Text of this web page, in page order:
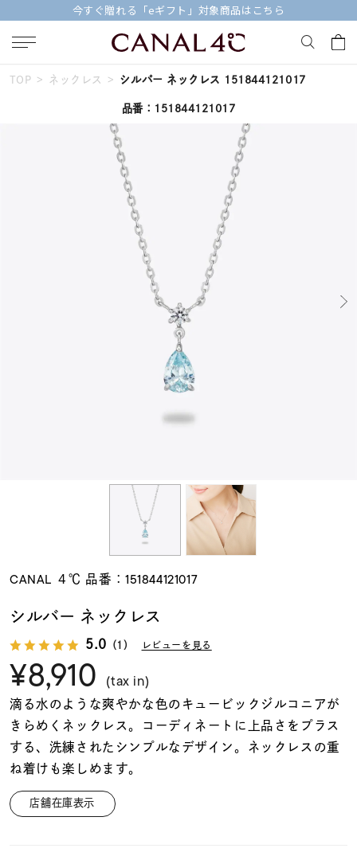
今すぐ贈れる「eギフト」対象商品はこちら
キーワードで検索する
人気検索キーワード
#ペア #ダイヤモンド ネックレス
#くまのプーさん
ファッションテイス
ト
着用シーン
コレクション
レディース
TOP ネックレス シルバー ネックレス 151844121017
品番：151844121017
CANAL ４℃ 品番：151844121017
シルバー ネックレス
5.0 （1） レビューを見る
¥8,910 (tax in)
滴る水のような爽やかな色のキュービックジルコニアが
きらめくネックレス。コーディネートに上品さをプラス
する、洗練されたシンプルなデザイン。ネックレスの重
ね着けも楽しめます。
店舗在庫表示